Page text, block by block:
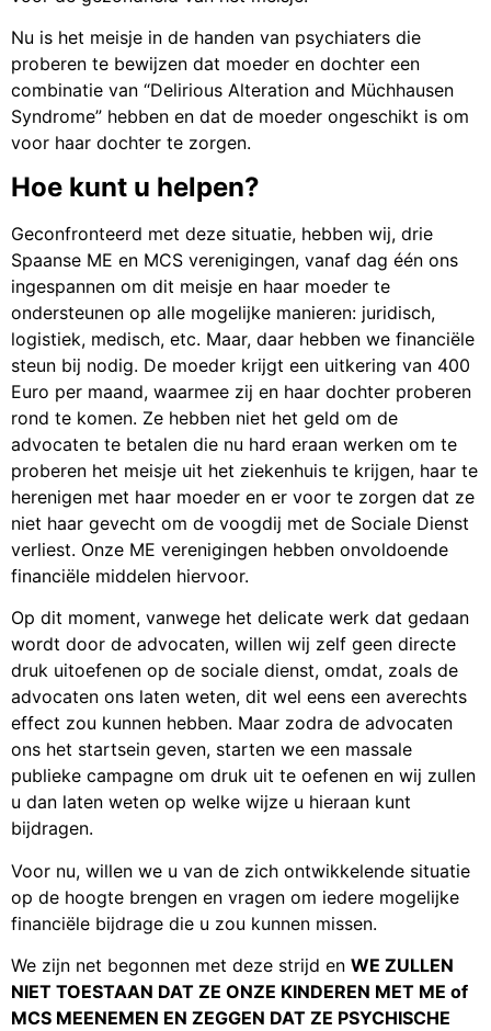
Nu is het meisje in de handen van psychiaters die
proberen te bewijzen dat moeder en dochter een
combinatie van “Delirious Alteration and Müchhausen
Syndrome” hebben en dat de moeder ongeschikt is om
voor haar dochter te zorgen.
Hoe kunt u helpen?
Geconfronteerd met deze situatie, hebben wij, drie
Spaanse ME en MCS verenigingen, vanaf dag één ons
ingespannen om dit meisje en haar moeder te
ondersteunen op alle mogelijke manieren: juridisch,
logistiek, medisch, etc. Maar, daar hebben we financiële
steun bij nodig. De moeder krijgt een uitkering van 400
Euro per maand, waarmee zij en haar dochter proberen
rond te komen. Ze hebben niet het geld om de
advocaten te betalen die nu hard eraan werken om te
proberen het meisje uit het ziekenhuis te krijgen, haar te
herenigen met haar moeder en er voor te zorgen dat ze
niet haar gevecht om de voogdij met de Sociale Dienst
verliest. Onze ME verenigingen hebben onvoldoende
financiële middelen hiervoor.
Op dit moment, vanwege het delicate werk dat gedaan
wordt door de advocaten, willen wij zelf geen directe
druk uitoefenen op de sociale dienst, omdat, zoals de
advocaten ons laten weten, dit wel eens een averechts
effect zou kunnen hebben. Maar zodra de advocaten
ons het startsein geven, starten we een massale
publieke campagne om druk uit te oefenen en wij zullen
u dan laten weten op welke wijze u hieraan kunt
bijdragen.
Voor nu, willen we u van de zich ontwikkelende situatie
op de hoogte brengen en vragen om iedere mogelijke
financiële bijdrage die u zou kunnen missen.
We zijn net begonnen met deze strijd en WE ZULLEN
NIET TOESTAAN DAT ZE ONZE KINDEREN MET ME of
MCS MEENEMEN EN ZEGGEN DAT ZE PSYCHISCHE